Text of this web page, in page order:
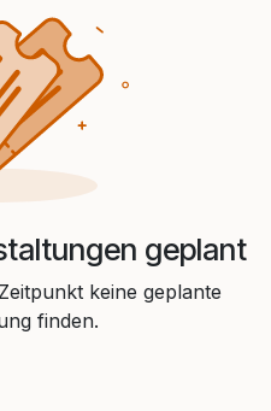
geplant
keine geplante
finden.